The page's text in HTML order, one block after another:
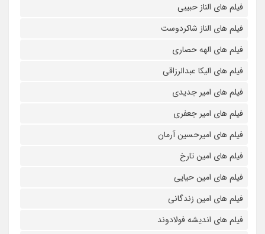
فیلم های الناز حبیبی
فیلم های الناز شاکردوست
فیلم های الهه حصاری
فیلم های الیکا عبدالرزاقی
فیلم های امیر جدیدی
فیلم های امیر جعفری
فیلم های امیرحسین آرمان
فیلم های امین تارخ
فیلم های امین حیایی
فیلم های امین زندگانی
فیلم های اندیشه فولادوند